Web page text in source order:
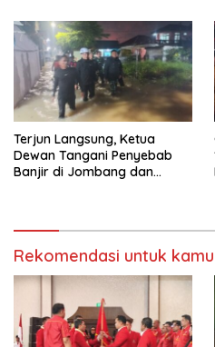
Terjun Langsung, Ketua
Dewan Tangani Penyebab
Banjir di Jombang dan
Rekomendasi untuk kamu